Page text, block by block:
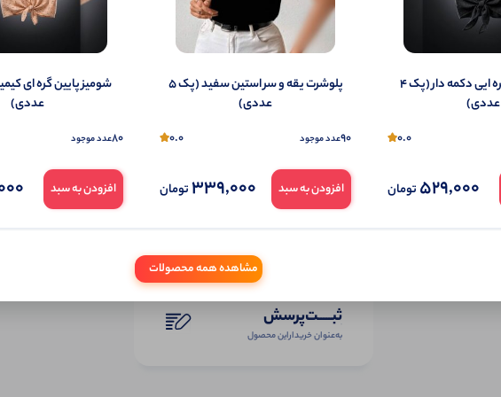
ثبـــــت‌پرسش
به‌عنوان ‌خریدار‌این‌ محصول
شومیز پایین گره ایی دکمه دار (پک 4
عددی)
0.0
529,000 تومان
پلوشرت یقه و سر استین سفید (پک 5
عددی)
90عدد موجود 0.0
افزودن به سبد 339,000تومان
عددی)
80عدد موجود
افزودن به سبد
مشاهده همه محصولات